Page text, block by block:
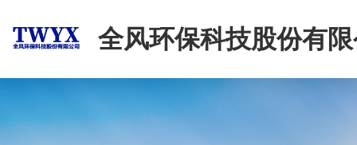
全风环保科技股份有